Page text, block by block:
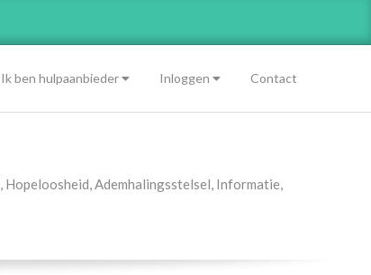
Ik ben hulpaanbieder Inloggen Contact
, Hopeloosheid,Ademhalingsstelsel, Informatie,